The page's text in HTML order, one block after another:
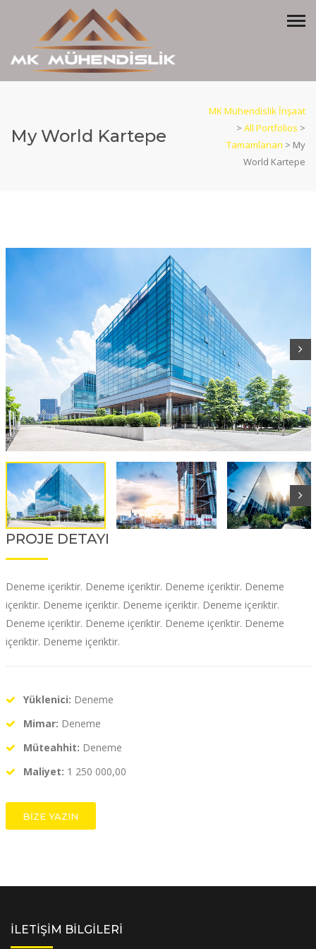
My World Kartepe
MK Mühendislik İnşaat
> All Portfolios >
Tamamlanan > My
World Kartepe
PROJE DETAYI
Deneme içeriktir. Deneme içeriktir. Deneme içeriktir. Deneme
içeriktir. Deneme içeriktir. Deneme içeriktir. Deneme içeriktir.
Deneme içeriktir. Deneme içeriktir. Deneme içeriktir. Deneme
içeriktir. Deneme içeriktir.
Yüklenici: Deneme
Mimar: Deneme
Müteahhit: Deneme
Maliyet: 1 250 000,00
BİZE YAZIN
İLETİŞİM BİLGİLERİ